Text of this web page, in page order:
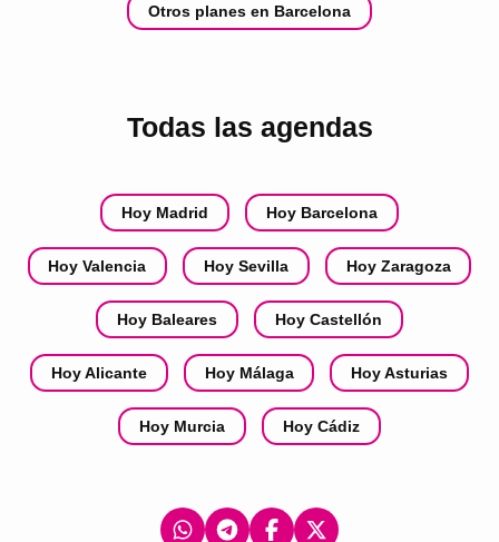
Otros planes en Barcelona
Todas las agendas
Hoy Madrid Hoy Barcelona
Hoy Valencia Hoy Sevilla Hoy Zaragoza
Hoy Baleares Hoy Castellón
Hoy Alicante Hoy Málaga Hoy Asturias
Hoy Murcia Hoy Cádiz